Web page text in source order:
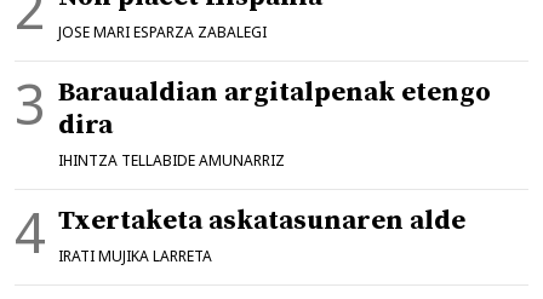
JOSE MARI ESPARZA ZABALEGI
Baraualdian argitalpenak etengo
dira
IHINTZA TELLABIDE AMUNARRIZ
Txertaketa askatasunaren alde
IRATI MUJIKA LARRETA